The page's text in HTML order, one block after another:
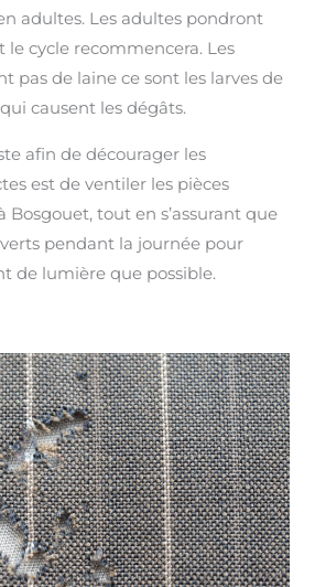
adultes. Les adultes pondront
le cycle recommencera. Les
pas de laine ce sont les larves de
causent les dégâts.
afin de décourager les
est de ventiler les pièces
tout en s’assurant que
pendant la journée pour
de lumière que possible.